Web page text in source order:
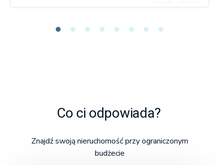
Co ci odpowiada?
Znajdź swoją nieruchomość przy ograniczonym
budżecie